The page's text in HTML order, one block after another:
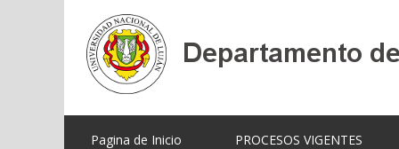
Pagina de Inicio PROCESOS VIGENTES